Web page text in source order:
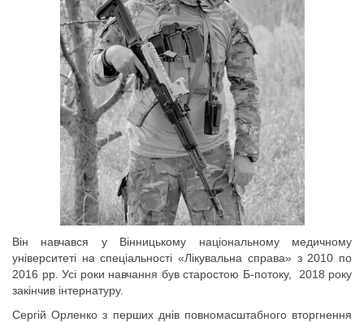
Він навчався у Вінницькому національному медичному
університеті на спеціальності «Лікувальна справа» з 2010 по
2016 рр. Усі роки навчання був старостою Б-потоку, 2018 року
закінчив інтернатуру.
Сергій Орленко з перших днів повномасштабного вторгнення